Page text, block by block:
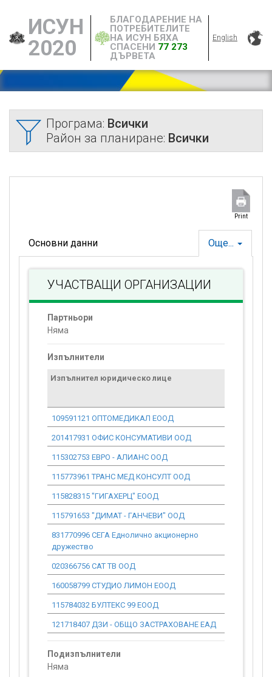
ИСУН
2020
БЛАГОДАРЕНИЕ НА
ПОТРЕБИТЕЛИТЕ
НА ИСУН БЯХА
СПАСЕНИ 77 273
ДЪРВЕТА
English
Програма: Всички
Район за планиране: Всички
Print
Още...
Основни данни
УЧАСТВАЩИ ОРГАНИЗАЦИИ
Партньори
Няма
Изпълнители
Изпълнител юридическо лице
109591121 ОПТОМЕДИКАЛ ЕООД
201417931 ОФИС КОНСУМАТИВИ ООД
115302753 ЕВРО - АЛИАНС ООД
115773961 ТРАНС МЕД КОНСУЛТ ООД
115828315 "ГИГАХЕРЦ" ЕООД
115791653 "ДИМАТ - ГАНЧЕВИ" ООД
831770996 СЕГА Еднолично акционерно
дружество
020366756 САТ ТВ ООД
160058799 СТУДИО ЛИМОН ЕООД
115784032 БУЛТЕКС 99 ЕООД
121718407 ДЗИ - ОБЩО ЗАСТРАХОВАНЕ ЕАД
Подизпълнители
Няма